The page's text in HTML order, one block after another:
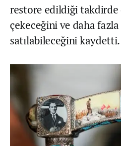
restore edildiği
çekeceğini ve daha
satılabileceğini kaydetti.